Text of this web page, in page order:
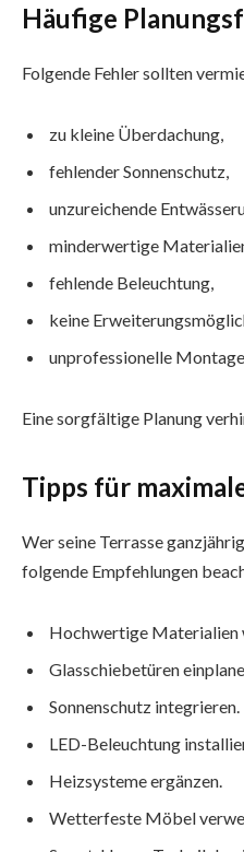
Häufige
Folgende Fehler sollten
zu kleine Überdachung,
fehlender Sonnenschutz,
unzureichende
minderwertige
fehlende Beleuchtung,
keine
unprofessionelle
Eine sorgfältige Planung
Tipps für
Wer seine Terrasse
folgende Empfehlungen
Hochwertige Materialien
Glasschiebetüren
Sonnenschutz integrieren.
LED-Beleuchtung
Heizsysteme ergänzen.
Wetterfeste Möbel